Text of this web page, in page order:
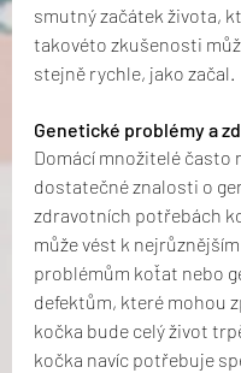
smutný začátek života,
takovéto zkušenosti
stejně rychle, jako začal.
Genetické problémy a
Domácí množitelé často
dostatečné znalosti o
zdravotních potřebách
může vést k
problémům koťat nebo
defektům, které mohou
kočka bude celý život
kočka navíc potřebuje